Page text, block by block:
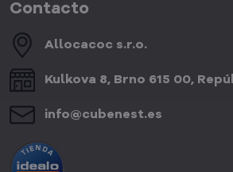
Contacto
Allocacoc s​.r​.o​.
Kulkova 8, Brno 615 00,
info​@cubenest​.es